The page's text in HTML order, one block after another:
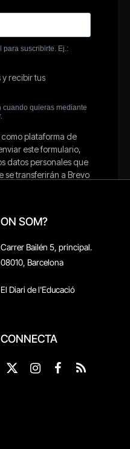
ON SOM?
Carrer Bailén 5, principal.
08010, Barcelona
El Diari de l'Educació
CONNECTA
X
InstagramFacebook
RSS